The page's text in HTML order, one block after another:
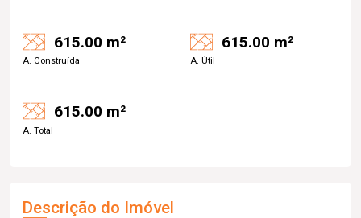
615.00 m²
A. Construída
615.00 m²
A. Útil
615.00 m²
A. Total
Descrição do Imóvel